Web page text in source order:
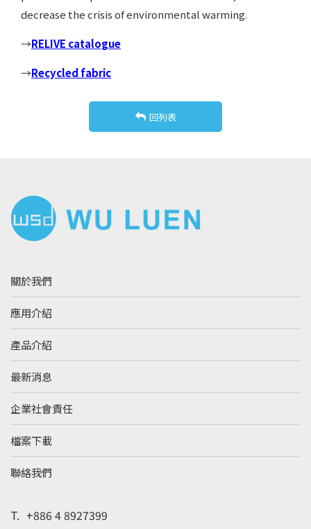
decrease the crisis of environmental warming.
→RELIVE catalogue
→Recycled fabric
回列表
T. +886 4 8927399
關於我們
應用介紹
產品介紹
最新消息
企業社會責任
檔案下載
聯絡我們